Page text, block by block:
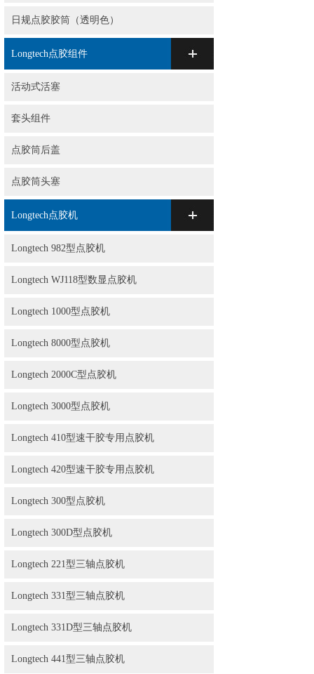
日规点胶胶筒（透明色）
Longtech点胶组件
活动式活塞
套头组件
点胶筒后盖
点胶筒头塞
Longtech点胶机
Longtech 982型点胶机
Longtech WJ118型数显点胶机
Longtech 1000型点胶机
Longtech 8000型点胶机
Longtech 2000C型点胶机
Longtech 3000型点胶机
Longtech 410型速干胶专用点胶机
Longtech 420型速干胶专用点胶机
Longtech 300型点胶机
Longtech 300D型点胶机
Longtech 221型三轴点胶机
Longtech 331型三轴点胶机
Longtech 331D型三轴点胶机
Longtech 441型三轴点胶机